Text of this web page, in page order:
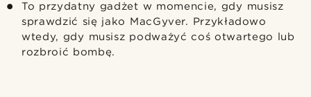
To przydatny gadżet w momencie, gdy musisz
sprawdzić się jako MacGyver. Przykładowo
wtedy, gdy musisz podważyć coś otwartego lub
rozbroić bombę.